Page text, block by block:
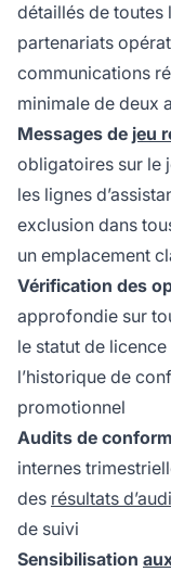
détaillés de toutes
partenariats
communications
minimale de deux
Messages de jeu
obligatoires sur le
les lignes
exclusion dans
un emplacement
Vérification des
approfondie sur
le statut de
l’historique de
promotionnel
Audits de
internes
des résultats
de suivi
Sensibilisation